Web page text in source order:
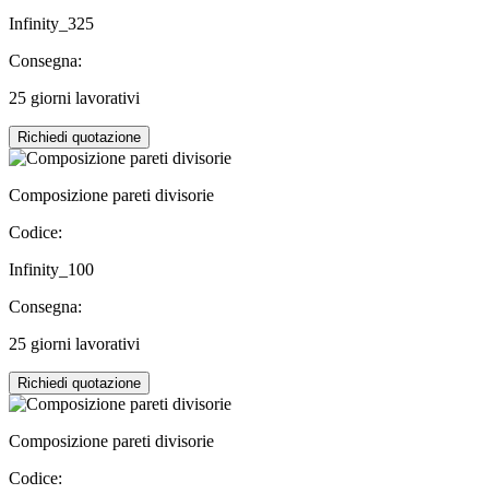
Infinity_325
Consegna:
25 giorni lavorativi
Richiedi quotazione
Composizione pareti divisorie
Codice:
Infinity_100
Consegna:
25 giorni lavorativi
Richiedi quotazione
Composizione pareti divisorie
Codice: